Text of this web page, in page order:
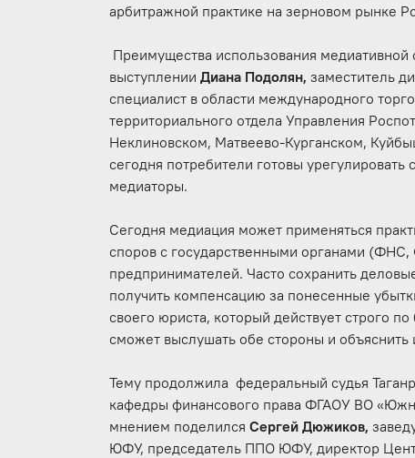
арбитражной практике на зерновом рынке
Преимущества использования медиативной
выступленииДиана Подолян,заместитель
специалист в области международного
территориального отдела Управления
Неклиновском, Матвеево-Курганском,
сегодня потребители готовы
медиаторы.
Сегодня медиация может применяться
споров с государственными органами
предпринимателей. Часто сохранить
получить компенсацию за понесенные
своего юриста, который действует строго
сможет выслушать обе стороны и объяснить
Тему продолжила федеральный судья
кафедры финансового права ФГАОУ ВО
мнением поделилсяСергей Дюжиков,
ЮФУ, председатель ППО ЮФУ, директор